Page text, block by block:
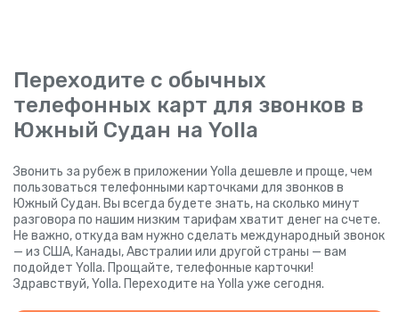
Переходите с обычных
телефонных карт для звонков в
Южный Судан на Yolla
Звонить за рубеж в приложении Yolla дешевле и проще, чем
пользоваться телефонными карточками для звонков в
Южный Судан. Вы всегда будете знать, на сколько минут
разговора по нашим низким тарифам хватит денег на счете.
Не важно, откуда вам нужно сделать международный звонок
— из США, Канады, Австралии или другой страны — вам
подойдет Yolla. Прощайте, телефонные карточки!
Здравствуй, Yolla. Переходите на Yolla уже сегодня.